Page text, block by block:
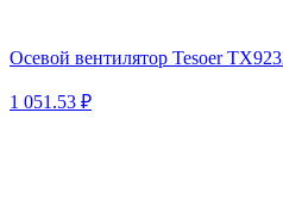
Осевой вентилятор Tesoer
1 051.53 ₽